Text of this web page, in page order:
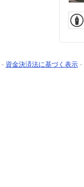
- 資金決済法に基づく表示 -